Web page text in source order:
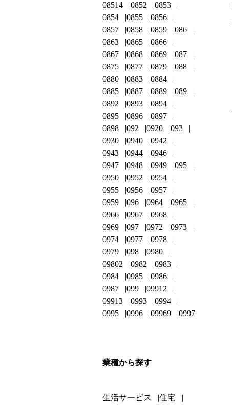
08514
0852
0853
0854
0855
0856
0857
0858 0859
086
0863
0865
0866
0867
0868 0869
087
0875
0877 0879
088
0880
0883
0884
0885
0887 0889
089
0892
0893
0894
0895
0896
0897
0898
092 0920
093
0930
0940
0942
0943
0944
0946
0947
0948 0949
095
0950
0952
0954
0955
0956
0957
0959
096 0964
0965
0966
0967
0968
0969
097 0972
0973
0974
0977
0978
0979
098
0980
09802
0982
0983
0984
0985
0986
0987
099
09912
09913
0993
0994
0995
0996 09969 0997
業種から探す
生活サービス 住宅